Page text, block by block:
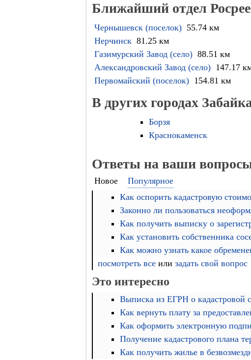
Ближайший отдел
Чернышевск (поселок) 55.74 км
Нерчинск 81.25 км
Газимурский Завод (село) 88.51 км
Александровский Завод (село) 147.17
Первомайский (поселок) 154.81 км
В других городах
Борзя
Краснокаменск
Ответы на ваши
Новое
Популярное
Как оспорить кадастровую
Законно ли пользоваться
Как получить выписку о
Как установить собственника
Как можно узнать какое
посмотреть все или задать свой вопрос
Это интересно
Выписка из ЕГРН о кадастровой
Как вернуть плату за
Как оформить электронную
Получение кадастрового плана
Как получить жилье в